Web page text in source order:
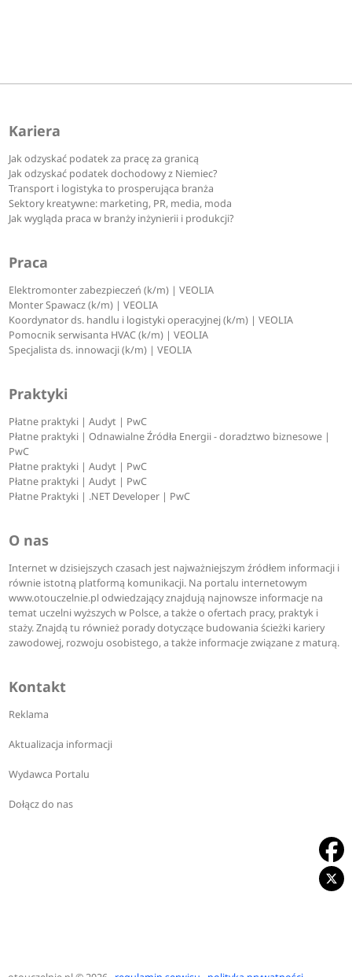
Kariera
Jak odzyskać podatek za pracę za granicą
Jak odzyskać podatek dochodowy z Niemiec?
Transport i logistyka to prosperująca branża
Sektory kreatywne: marketing, PR, media, moda
Jak wygląda praca w branży inżynierii i produkcji?
Praca
Elektromonter zabezpieczeń (k/m) | VEOLIA
Monter Spawacz (k/m) | VEOLIA
Koordynator ds. handlu i logistyki operacyjnej (k/m) | VEOLIA
Pomocnik serwisanta HVAC (k/m) | VEOLIA
Specjalista ds. innowacji (k/m) | VEOLIA
Praktyki
Płatne praktyki | Audyt | PwC
Płatne praktyki | Odnawialne Źródła Energii - doradztwo biznesowe |
PwC
Płatne praktyki | Audyt | PwC
Płatne praktyki | Audyt | PwC
Płatne Praktyki | .NET Developer | PwC
O nas
Internet w dzisiejszych czasach jest najważniejszym źródłem informacji i
równie istotną platformą komunikacji. Na portalu internetowym
www.otouczelnie.pl odwiedzający znajdują najnowsze informacje na
temat uczelni wyższych w Polsce, a także o ofertach pracy, praktyk i
staży. Znajdą tu również porady dotyczące budowania ścieżki kariery
zawodowej, rozwoju osobistego, a także informacje związane z maturą.
Kontakt
Reklama
Aktualizacja informacji
Wydawca Portalu
Dołącz do nas